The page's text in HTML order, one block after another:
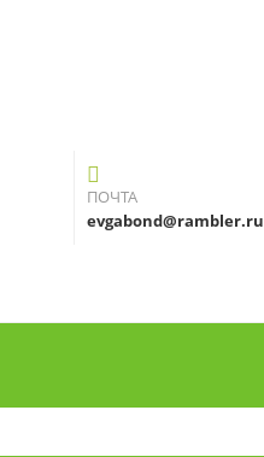
ПОЧТА
evgabond@rambler.ru